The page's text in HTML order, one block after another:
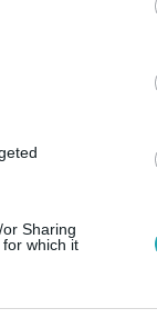
Sharing
which it